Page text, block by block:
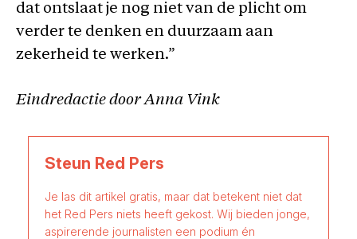
dat ontslaat je nog niet van de plicht om
verder te denken en duurzaam aan
zekerheid te werken.”
Eindredactie door Anna Vink
Steun Red Pers
Je las dit artikel gratis, maar dat betekent niet dat
het Red Pers niets heeft gekost. Wij bieden jonge,
aspirerende journalisten een podium én